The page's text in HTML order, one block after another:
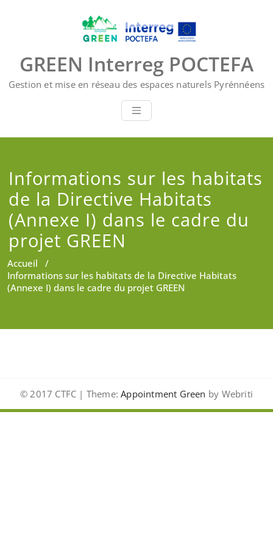
GREEN Interreg POCTEFA
Gestion et mise en réseau des espaces naturels Pyrénnéens
Informations sur les habitats
de la Directive Habitats
(Annexe I) dans le cadre du
projet GREEN
Accueil /
Informations sur les habitats de la Directive Habitats
(Annexe I) dans le cadre du projet GREEN
© 2017 CTFC | Theme: Appointment Green by Webriti